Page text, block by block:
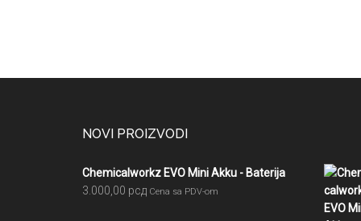
NOVI PROIZVODI
Chemicalworkz EVO Mini Akku - Baterija
3.000,00 рсд Cena sa PDV-om